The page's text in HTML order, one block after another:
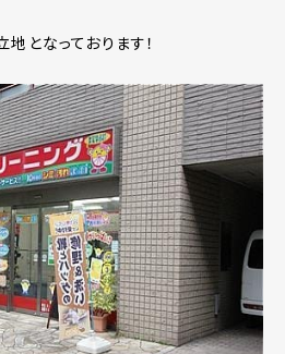
となっております！